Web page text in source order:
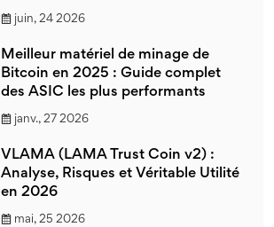
juin, 24 2026
Meilleur matériel de minage de
Bitcoin en 2025 : Guide complet
des ASIC les plus performants
janv., 27 2026
VLAMA (LAMA Trust Coin v2) :
Analyse, Risques et Véritable Utilité
en 2026
mai, 25 2026